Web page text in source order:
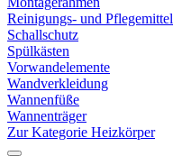
Reinigungs- und Pflegemittel
Schallschutz
Spülkästen
Vorwandelemente
Wandverkleidung
Wannenfüße
Wannenträger
Zur Kategorie Heizkörper